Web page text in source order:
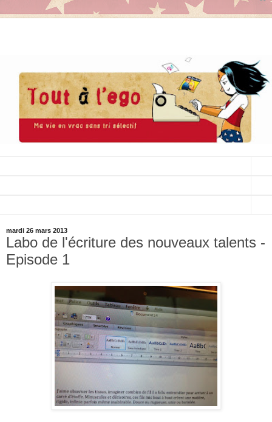
mardi 26 mars 2013
Labo de l'écriture des nouveaux talents -
Episode 1